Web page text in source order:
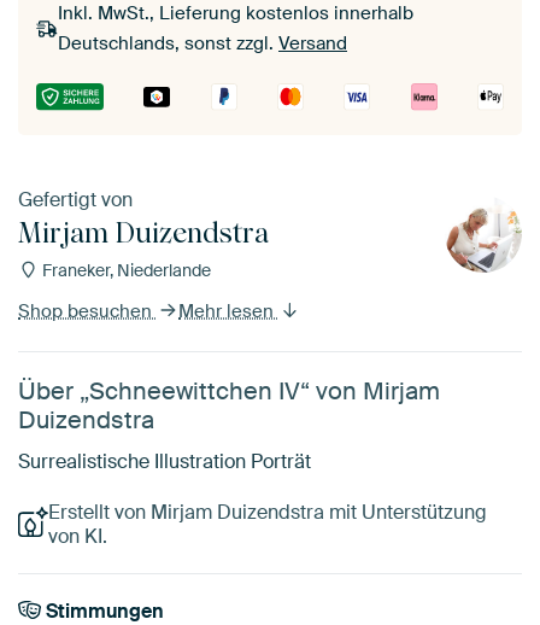
Inkl. MwSt., Lieferung kostenlos innerhalb
Deutschlands, sonst zzgl. Versand
Gefertigt von
Mirjam Duizendstra
Franeker, Niederlande
Shop besuchen Mehr lesen
Über „Schneewittchen IV“ von Mirjam
Duizendstra
Surrealistische Illustration Porträt
Erstellt von Mirjam Duizendstra mit Unterstützung
von KI.
Stimmungen